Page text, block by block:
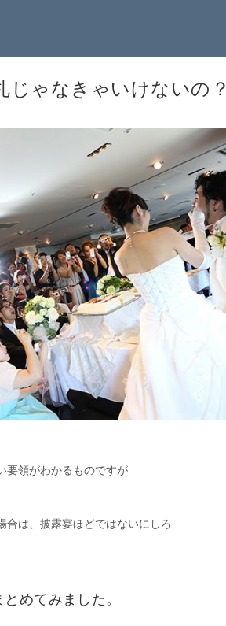
じゃなきゃいけないの？
要領がわかるものですが
合は、披露宴ほどではないにしろ
めてみました。